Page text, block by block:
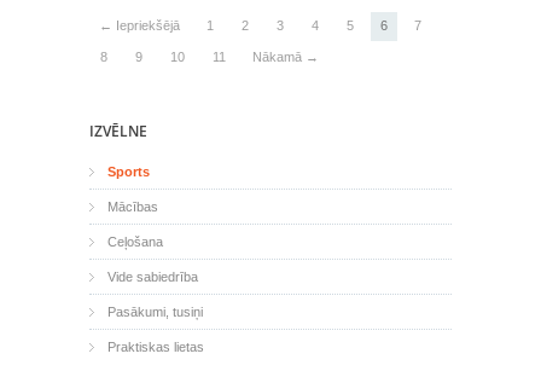
← Iepriekšējā 1 2 3 4 5 6 7
8 9 10 11 Nākamā →
IZVĒLNE
Sports
Mācības
Ceļošana
Vide sabiedrība
Pasākumi, tusiņi
Praktiskas lietas